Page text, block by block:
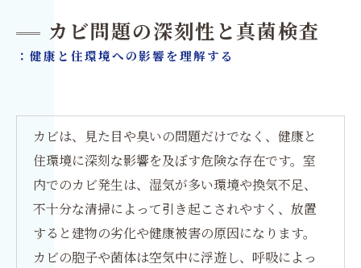
カビ問題の深刻性と真菌検査
：健康と住環境への影響を理解する
カビは、見た目や臭いの問題だけでなく、健康と
住環境に深刻な影響を及ぼす危険な存在です。室
内でのカビ発生は、湿気が多い環境や換気不足、
不十分な清掃によって引き起こされやすく、放置
すると建物の劣化や健康被害の原因になります。
カビの胞子や菌体は空気中に浮遊し、呼吸によっ